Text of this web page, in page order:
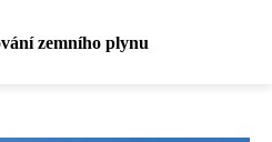
zemního plynu